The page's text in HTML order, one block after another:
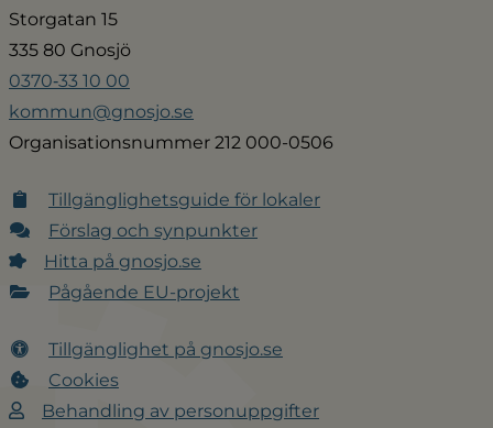
Storgatan 15
335 80 Gnosjö
0370‑33 10 00
kommun@gnosjo.se
Organisationsnummer 212 000-0506
Tillgänglighetsguide för lokaler
Förslag och synpunkter
Hitta på gnosjo.se
Pågående EU-projekt
Tillgänglighet på gnosjo.se
Cookies
Behandling av personuppgifter